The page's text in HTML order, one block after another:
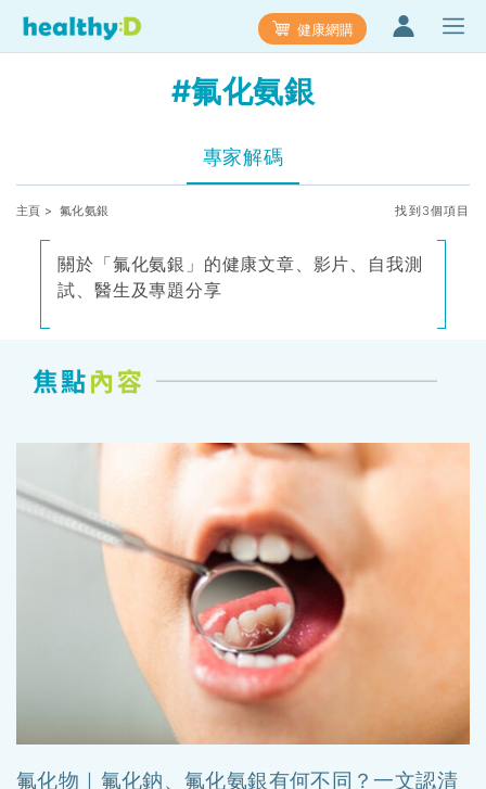
健康網購
#氟化氨銀
專家解碼
主頁 > 氟化氨銀 找到3個項目
關於「氟化氨銀」的健康文章、影片、自我測
試、醫生及專題分享
氟化物｜氟化鈉、氟化氨銀有何不同？一文認清